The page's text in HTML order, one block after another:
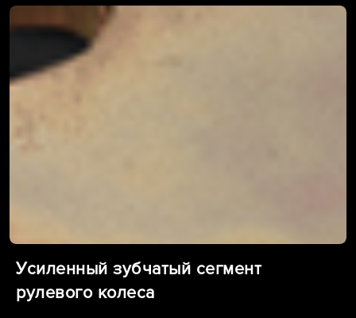
Усиленный зубчатый сегмент
рулевого колеса